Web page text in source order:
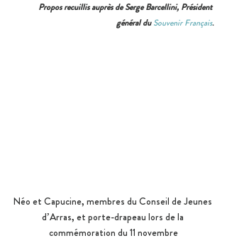
Propos recuillis auprès de Serge Barcellini, Président
général du Souvenir Français.
Néo et Capucine, membres du Conseil de Jeunes
d’Arras, et porte-drapeau lors de la
commémoration du 11 novembre